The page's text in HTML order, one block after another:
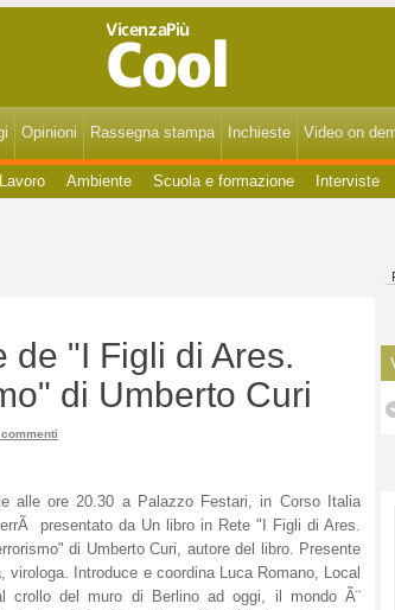
Opinioni Rassegna stampa Inchieste Video on
Lavoro Ambiente Scuola e formazione Interviste
de "I Figli di Ares.
di Umberto Curi
alle ore 20.30 a Palazzo Festari, in Corso Italia
presentato da Un libro in Rete "I Figli di Ares.
di Umberto Curi, autore del libro. Presente
virologa. Introduce e coordina Luca Romano, Local
crollo del muro di Berlino ad oggi, il mondo Ã¨